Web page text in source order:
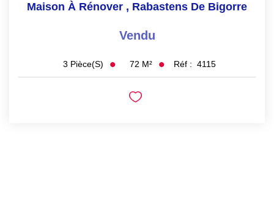
Maison À Rénover , Rabastens De Bigorre
Vendu
3 Pièce(s) 72 M² Réf : 4115